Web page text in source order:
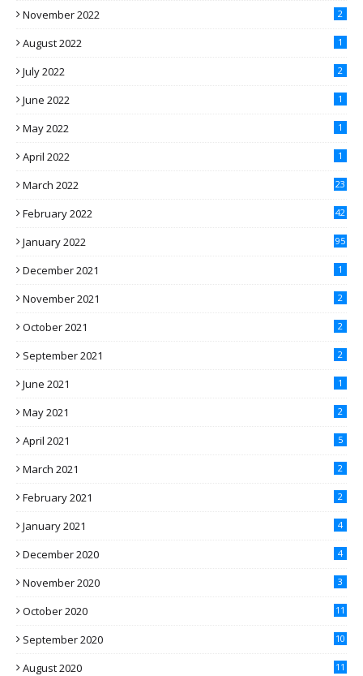
November 2022 2
August 2022 1
July 2022 2
June 2022 1
May 2022 1
April 2022 1
March 2022 23
February 2022 42
January 2022 95
December 2021 1
November 2021 2
October 2021 2
September 2021 2
June 2021 1
May 2021 2
April 2021 5
March 2021 2
February 2021 2
January 2021 4
December 2020 4
November 2020 3
October 2020 11
September 2020 10
August 2020 11